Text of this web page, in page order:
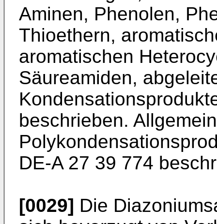
Aminen, Phenolen,
Thioethern,
aroma­tischen
Säureamiden,
beschrieben.
DE-A 27 39 774
[0029] Die